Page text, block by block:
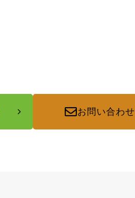
お問い合わせ